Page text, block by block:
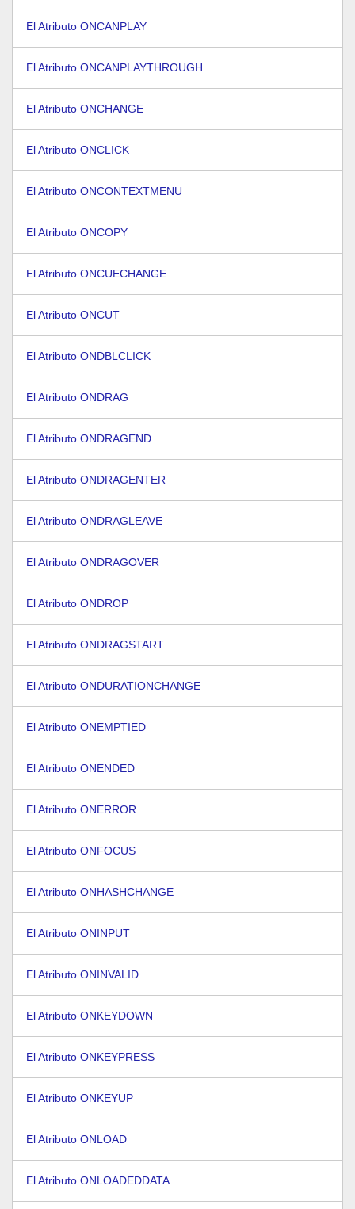
El Atributo ONCANPLAY
El Atributo ONCANPLAYTHROUGH
El Atributo ONCHANGE
El Atributo ONCLICK
El Atributo ONCONTEXTMENU
El Atributo ONCOPY
El Atributo ONCUECHANGE
El Atributo ONCUT
El Atributo ONDBLCLICK
El Atributo ONDRAG
El Atributo ONDRAGEND
El Atributo ONDRAGENTER
El Atributo ONDRAGLEAVE
El Atributo ONDRAGOVER
El Atributo ONDROP
El Atributo ONDRAGSTART
El Atributo ONDURATIONCHANGE
El Atributo ONEMPTIED
El Atributo ONENDED
El Atributo ONERROR
El Atributo ONFOCUS
El Atributo ONHASHCHANGE
El Atributo ONINPUT
El Atributo ONINVALID
El Atributo ONKEYDOWN
El Atributo ONKEYPRESS
El Atributo ONKEYUP
El Atributo ONLOAD
El Atributo ONLOADEDDATA